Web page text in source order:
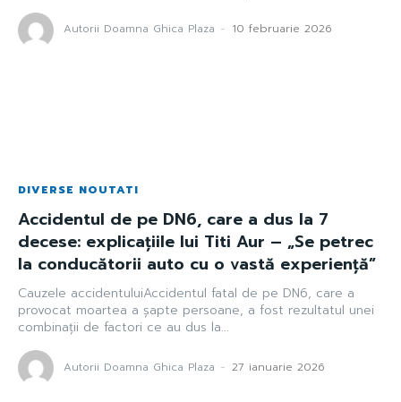
Autorii Doamna Ghica Plaza - 10 februarie 2026
DIVERSE NOUTATI
Accidentul de pe DN6, care a dus la 7
decese: explicațiile lui Titi Aur – „Se petrec
la conducătorii auto cu o vastă experiență”
Cauzele accidentuluiAccidentul fatal de pe DN6, care a
provocat moartea a șapte persoane, a fost rezultatul unei
combinații de factori ce au dus la...
Autorii Doamna Ghica Plaza - 27 ianuarie 2026